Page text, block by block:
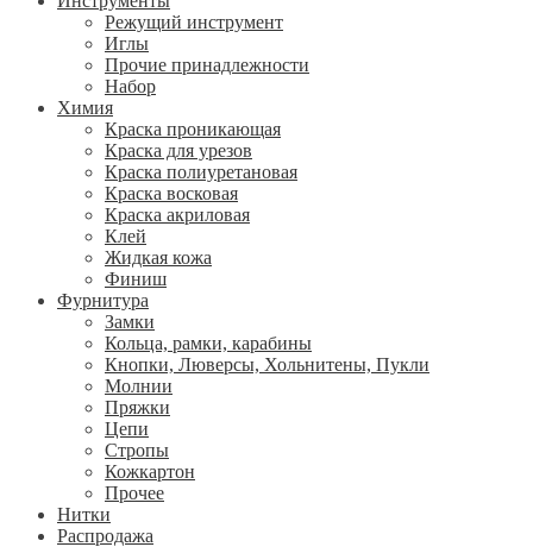
Режущий инструмент
Иглы
Прочие принадлежности
Набор
Химия
Краска проникающая
Краска для урезов
Краска полиуретановая
Краска восковая
Краска акриловая
Клей
Жидкая кожа
Финиш
Фурнитура
Замки
Кольца, рамки, карабины
Кнопки, Люверсы, Хольнитены, Пукли
Молнии
Пряжки
Цепи
Стропы
Кожкартон
Прочее
Нитки
Распродажа